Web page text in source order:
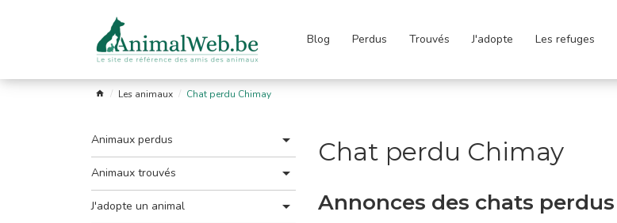
Passer
menu
Blog Perdus Trouvés J'adopte Les refuges
Garde
Les
races
Astro Liens FAQ
Les animaux Chat perdu Chimay
Animaux perdus
Animaux trouvés
J'adopte un animal
Chat perdu Chimay
Annonces des chats